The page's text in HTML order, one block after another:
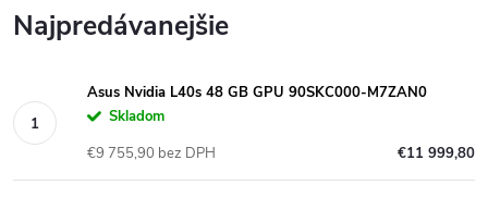
Najpredávanejšie
Asus Nvidia L40s 48 GB GPU 90SKC000-M7ZAN0
Skladom
€11 999,80
€9 755,90 bez DPH